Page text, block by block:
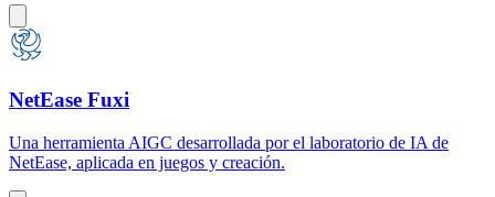
NetEase Fuxi
Una herramienta AIGC desarrollada por el laboratorio de IA de
NetEase, aplicada en juegos y creación.